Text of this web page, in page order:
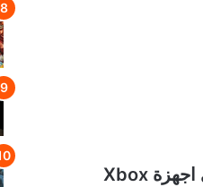
خاصية FPS Boost في اجهزة Xbox